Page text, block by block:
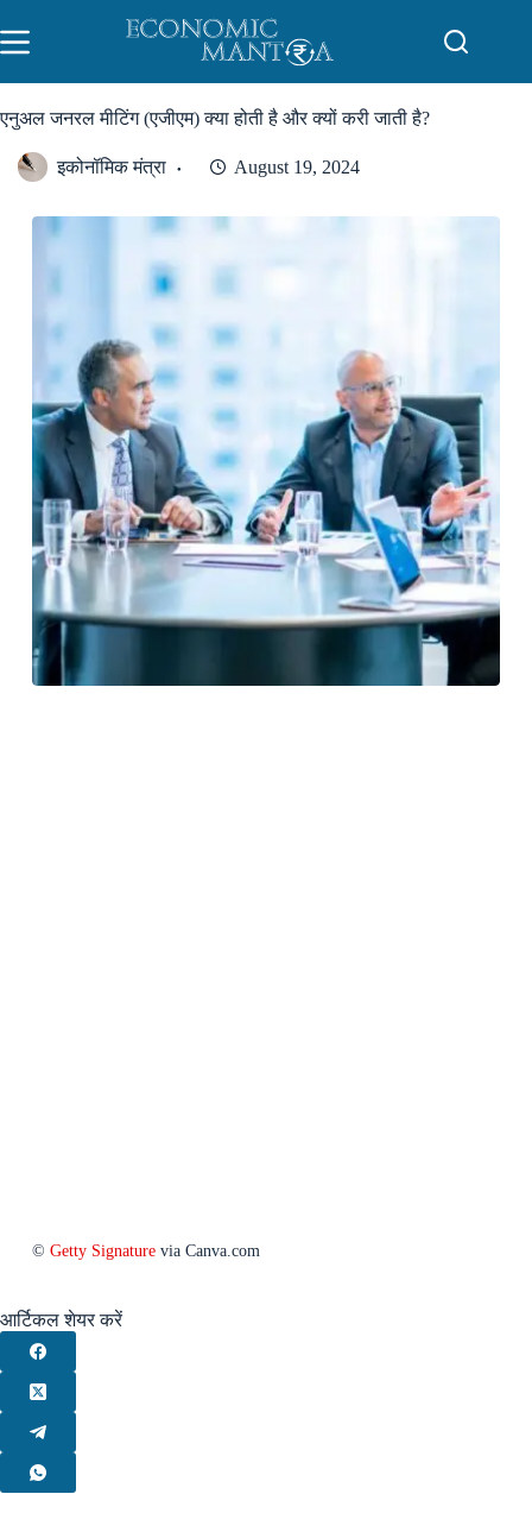
to
content
एनुअल जनरल मीटिंग (एजीएम) क्या होती है और क्यों करी जाती है?
इकोनॉमिक मंत्रा August 19, 2024
© Getty Signaturevia Canva.com
आर्टिकल शेयर करें